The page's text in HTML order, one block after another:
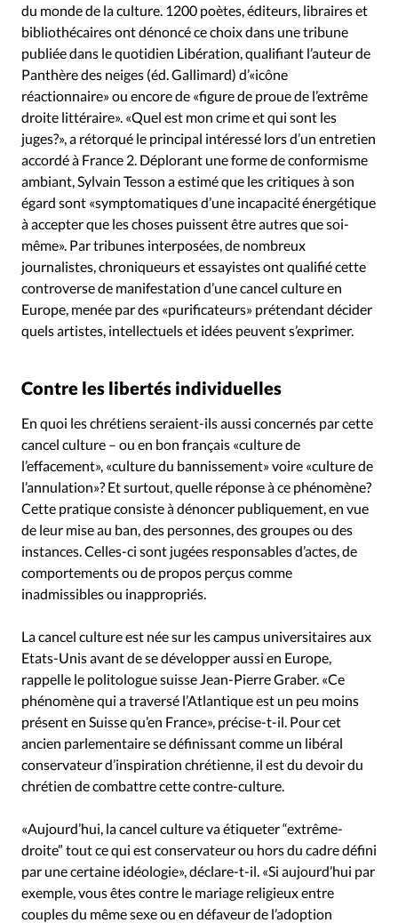
Dossier
Eglises Foi Génération réveil
Monde
Opinions
Publireportage
Relations Aujourd'hui
Société
Tour du monde des Eglises
Trait d'Ixène
Vécu
Vie Intérieure
du monde de la culture. 1200 poètes, éditeurs, libraires et
bibliothécaires ont dénoncé ce choix dans une tribune
publiée dans le quotidien Libération, qualifiant l’auteur de
Panthère des neiges (éd. Gallimard) d’«icône
réactionnaire» ou encore de «figure de proue de l’extrême
droite littéraire». «Quel est mon crime et qui sont les
juges?», a rétorqué le principal intéressé lors d’un entretien
accordé à France 2. Déplorant une forme de conformisme
ambiant, Sylvain Tesson a estimé que les critiques à son
égard sont «symptomatiques d’une incapacité énergétique
à accepter que les choses puissent être autres que soi-
même». Par tribunes interposées, de nombreux
journalistes, chroniqueurs et essayistes ont qualifié cette
controverse de manifestation d’une cancel culture en
Europe, menée par des «purificateurs» prétendant décider
quels artistes, intellectuels et idées peuvent s’exprimer.
Contre les libertés individuelles
En quoi les chrétiens seraient-ils aussi concernés par cette
cancel culture – ou en bon français «culture de
l’effacement», «culture du bannissement» voire «culture de
l’annulation»? Et surtout, quelle réponse à ce phénomène?
Cette pratique consiste à dénoncer publiquement, en vue
de leur mise au ban, des personnes, des groupes ou des
instances. Celles-ci sont jugées responsables d’actes, de
comportements ou de propos perçus comme
inadmissibles ou inappropriés.
La cancel culture est née sur les campus universitaires aux
Etats-Unis avant de se développer aussi en Europe,
rappelle le politologue suisse Jean-Pierre Graber. «Ce
phénomène qui a traversé l’Atlantique est un peu moins
présent en Suisse qu’en France», précise-t-il. Pour cet
ancien parlementaire se définissant comme un libéral
conservateur d’inspiration chrétienne, il est du devoir du
chrétien de combattre cette contre-culture.
«Aujourd’hui, la cancel culture va étiqueter “extrême-
droite” tout ce qui est conservateur ou hors du cadre défini
par une certaine idéologie», déclare-t-il. «Si aujourd’hui par
exemple, vous êtes contre le mariage religieux entre
couples du même sexe ou en défaveur de l’adoption